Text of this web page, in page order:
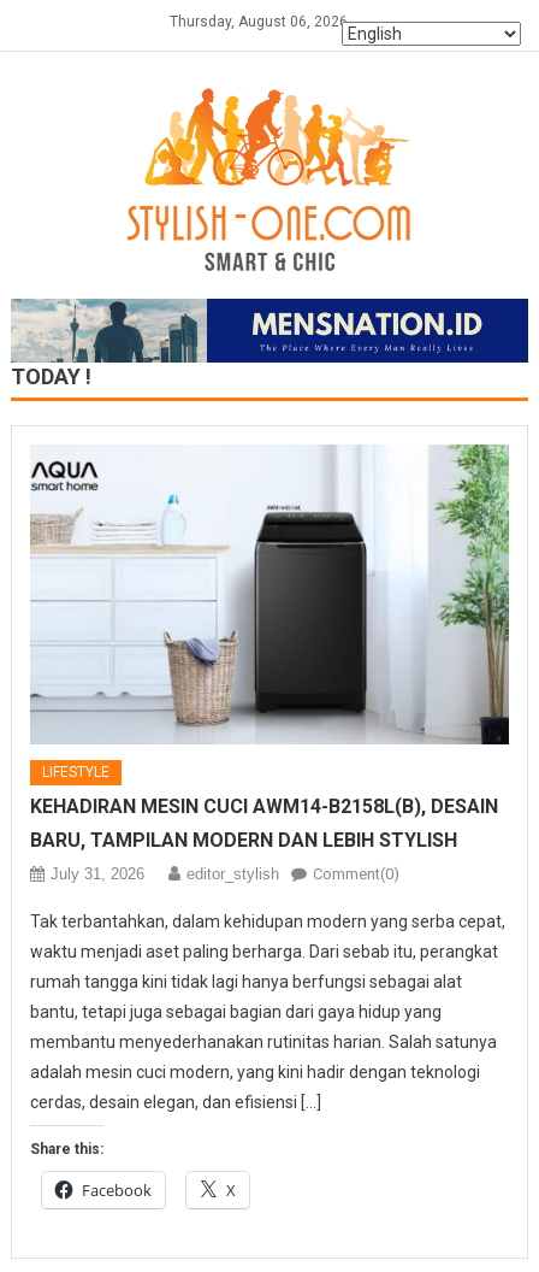
Thursday, August 06, 2026
TODAY !
LIFESTYLE
KEHADIRAN MESIN CUCI AWM14-B2158L(B), DESAIN
BARU, TAMPILAN MODERN DAN LEBIH STYLISH
July 31, 2026 editor_stylish Comment(0)
Tak terbantahkan, dalam kehidupan modern yang serba cepat,
waktu menjadi aset paling berharga. Dari sebab itu, perangkat
rumah tangga kini tidak lagi hanya berfungsi sebagai alat
bantu, tetapi juga sebagai bagian dari gaya hidup yang
membantu menyederhanakan rutinitas harian. Salah satunya
adalah mesin cuci modern, yang kini hadir dengan teknologi
cerdas, desain elegan, dan efisiensi […]
Share this:
Facebook X